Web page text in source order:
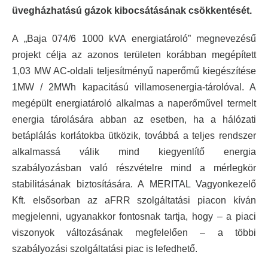
üvegházhatású gázok kibocsátásának csökkentését.
A „Baja 074/6 1000 kVA energiatároló” megnevezésű
projekt célja az azonos területen korábban megépített
1,03 MW AC-oldali teljesítményű naperőmű kiegészítése
1MW / 2MWh kapacitású villamosenergia-tárolóval. A
megépült energiatároló alkalmas a naperőművel termelt
energia tárolására abban az esetben, ha a hálózati
betáplálás korlátokba ütközik, továbbá a teljes rendszer
alkalmassá válik mind kiegyenlítő energia
szabályozásban való részvételre mind a mérlegkör
stabilitásának biztosítására. A MERITAL Vagyonkezelő
Kft. elsősorban az aFRR szolgáltatási piacon kíván
megjelenni, ugyanakkor fontosnak tartja, hogy – a piaci
viszonyok változásának megfelelően – a többi
szabályozási szolgáltatási piac is lefedhető.